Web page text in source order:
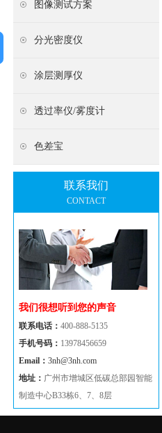
图像测试方案
分光密度仪
涂层测厚仪
透过率仪/雾度计
色差宝
联系我们
CONTACT
我们很想听到您的声音
联系电话： 400-888-5135
手机号码： 13978456659
Email： 3nh@3nh.com
地址： 广州市增城区低碳总部园智能
制造中心B33栋6、7、8层